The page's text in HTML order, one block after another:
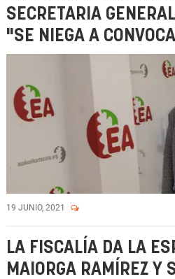
SECRETARIA
"SE NIEGA A
19 JUNIO, 2021
LA FISCALÍA DA LA
MAIORGA RAMÍREZ Y